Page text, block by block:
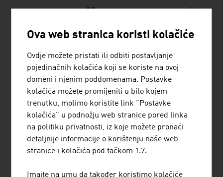
VIENNA INSURANCE GROUP AG
WIENER VERSICHERUNG GRUPPE
BRIDGE IT
UNTERNEHMENSBERATUNGSGESELL
SCHAFT M.B.H.
Ova web stranica koristi kolačiće
Ovdje možete pristati ili odbiti postavljanje
pojedinačnih kolačića koji se koriste na ovoj
domeni i njenim poddomenama. Postavke
kolačića možete promijeniti u bilo kojem
trenutku, molimo koristite link "Postavke
kolačića" u podnožju web stranice pored linka
na politiku privatnosti, iz koje možete pronaći
detaljnije informacije o korištenju naše web
stranice i kolačića pod tačkom 1.7.
Imajte na umu da također koristimo kolačiće